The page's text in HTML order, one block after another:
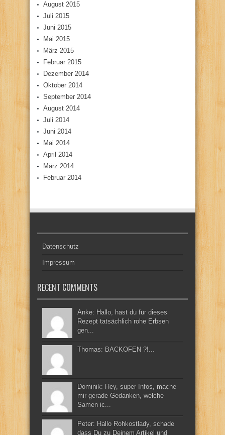
August 2015
Juli 2015
Juni 2015
Mai 2015
März 2015
Februar 2015
Dezember 2014
Oktober 2014
September 2014
August 2014
Juli 2014
Juni 2014
Mai 2014
April 2014
März 2014
Februar 2014
Datenschutz
Impressum
RECENT COMMENTS
Anke: Hallo, hast du für dieses
Rezept tatsächlich rohe Erbsen
gen...
Thomas: BACKOFEN ?!...
Dominik: Hey, super Infos, mache
mir gerade Gedanken, welche
Samen ic...
Peter: Hallo Rohkostlady, schade
dass Du zu Deinem Artikel und